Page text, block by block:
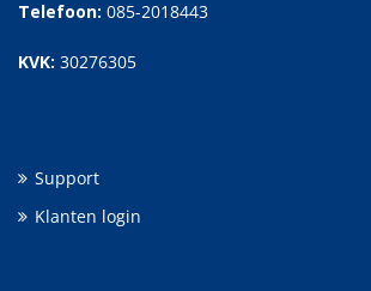
Telefoon: 085-2018443
KVK: 30276305
Support
Klanten login